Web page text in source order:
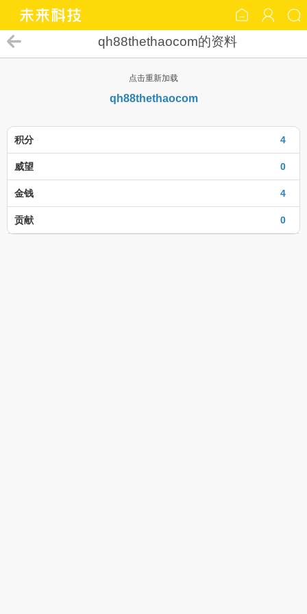
qh88thethaocom的资料
点击重新加载
qh88thethaocom
4
积分
0
威望
4
金钱
0
贡献